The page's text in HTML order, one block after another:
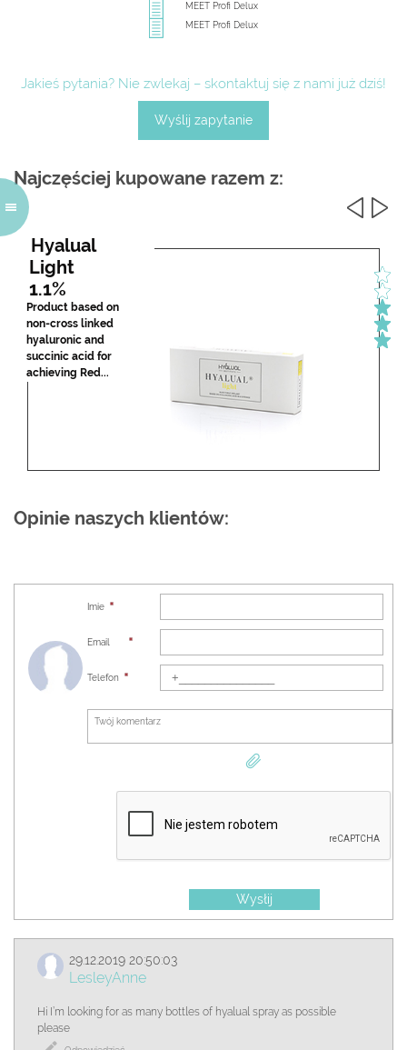
MEET Profi Delux
MEET Profi Delux
Jakieś pytania? Nie zwlekaj – skontaktuj się z nami już dziś!
Wyślij zapytanie
Najczęściej kupowane razem z:
Hyalual
Light
1.1%
Product based on
non-cross linked
hyaluronic and
succinic acid for
achieving Red...
Opinie naszych klientów:
Imie
Email
Telefon
Wysłij
29.12.2019 20:50:03
LesleyAnne
Hi I’m looking for as many bottles of hyalual spray as possible
please